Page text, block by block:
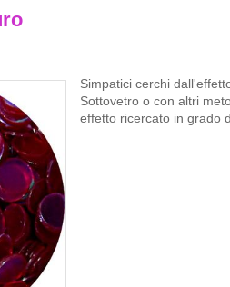
Simpatici cerchi
Sottovetro o con altri
effetto ricercato in grado